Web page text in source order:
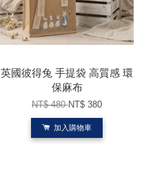
英國彼得兔 手提袋 高質感 環
保麻布
NT$ 480NT$ 380
加入購物車